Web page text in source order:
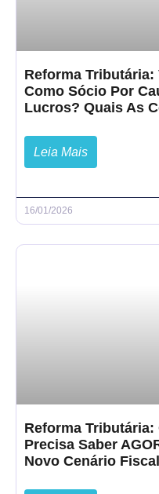
Reforma Tributária:
Como Sócio Por
Lucros? Quais As
Leia Mais
16/01/2026
Reforma Tributária:
Precisa Saber
Novo Cenário Fiscal